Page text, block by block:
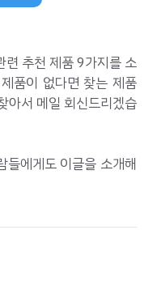
련 추천 제품 9가지를 소
품이 없다면 찾는 제품
아서 메일 회신드리겠습
들에게도 이글을 소개해